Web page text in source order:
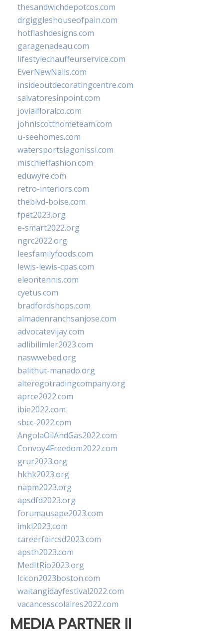
thesandwichdepotcos.com
drgiggleshouseofpain.com
hotflashdesigns.com
garagenadeau.com
lifestylechauffeurservice.com
EverNewNails.com
insideoutdecoratingcentre.com
salvatoresinpoint.com
jovialfloralco.com
johnlscotthometeam.com
u-seehomes.com
watersportslagonissi.com
mischieffashion.com
eduwyre.com
retro-interiors.com
theblvd-boise.com
fpet2023.org
e-smart2022.org
ngrc2022.org
leesfamilyfoods.com
lewis-lewis-cpas.com
eleontennis.com
cyetus.com
bradfordshops.com
almadenranchsanjose.com
advocatevijay.com
adlibilimler2023.com
naswwebed.org
balithut-manado.org
alteregotradingcompany.org
aprce2022.com
ibie2022.com
sbcc-2022.com
AngolaOilAndGas2022.com
Convoy4Freedom2022.com
grur2023.org
hkhk2023.org
napm2023.org
apsdfd2023.org
forumausape2023.com
imkl2023.com
careerfaircsd2023.com
apsth2023.com
MedItRio2023.org
lcicon2023boston.com
waitangidayfestival2022.com
vacancesscolaires2022.com
MEDIA PARTNER II